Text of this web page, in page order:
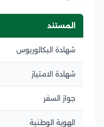
المستند
شهادة البكالوريوس
شهادة الامتياز
جواز السفر
الهوية الوطنية